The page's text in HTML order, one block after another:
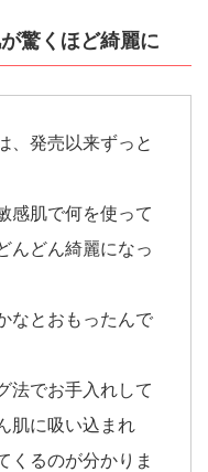
驚くほど綺麗に
、発売以来ずっと
感肌で何を使って
んどん綺麗になっ
なとおもったんで
法でお手入れして
肌に吸い込まれ
くるのが分かりま